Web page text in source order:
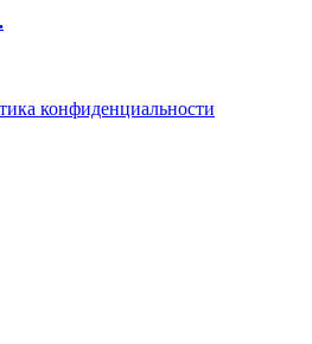
конфиденциальности